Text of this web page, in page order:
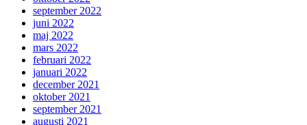
september 2022
juni 2022
maj 2022
mars 2022
februari 2022
januari 2022
december 2021
oktober 2021
september 2021
augusti 2021